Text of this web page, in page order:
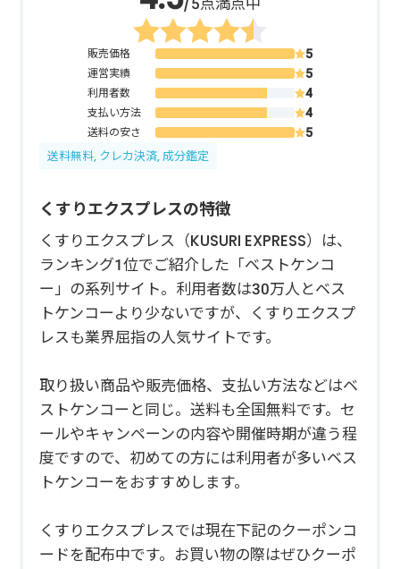
販売価格
運営実績
利用者数
支払い方法
送料の安さ
送料無料, クレカ決済, 成分鑑定
くすりエクスプレスの特徴
くすりエクスプレス（KUSURI EXPRESS）は、
ランキング1位でご紹介した「ベストケンコ
ー」の系列サイト。利用者数は30万人とベス
トケンコーより少ないですが、くすりエクスプ
レスも業界屈指の人気サイトです。
取り扱い商品や販売価格、支払い方法などはベ
ストケンコーと同じ。送料も全国無料です。セ
ールやキャンペーンの内容や開催時期が違う程
度ですので、初めての方には利用者が多いベス
トケンコーをおすすめします。
くすりエクスプレスでは現在下記のクーポンコ
ードを配布中です。お買い物の際はぜひクーポ